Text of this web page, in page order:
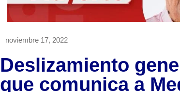
noviembre 17, 2022
Deslizamiento
que comunica a